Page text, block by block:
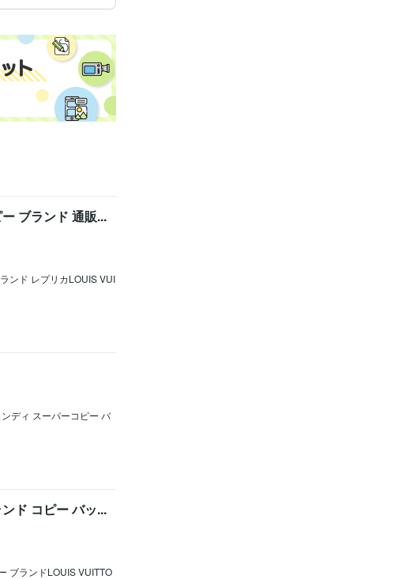
ブランド 通販...
ンド レプリカLOUIS VUI
ディ スーパーコピー バ
ド コピー バッ...
ブランドLOUIS VUITTO